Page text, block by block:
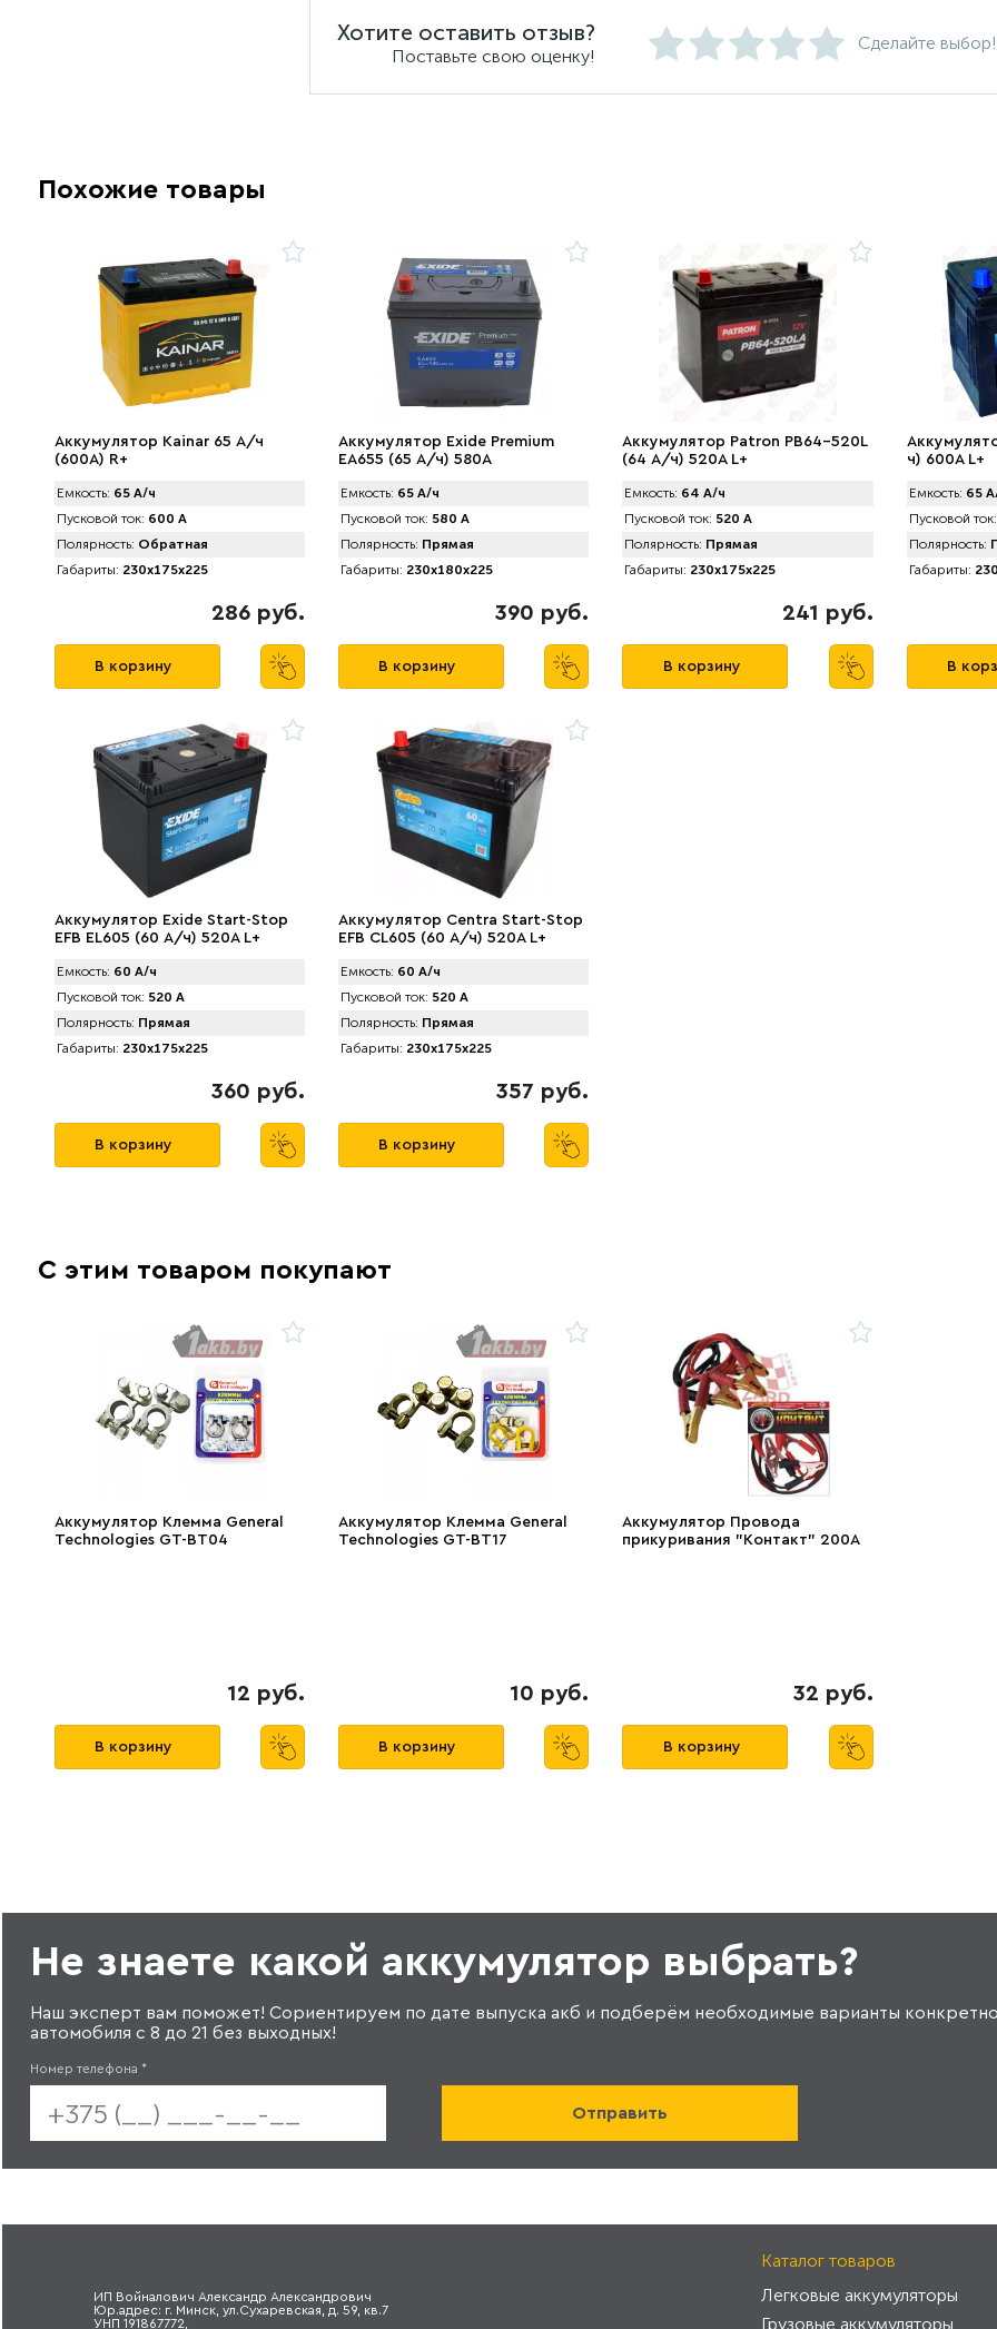
Хотите оставить отзыв?
Поставьте свою оценку!
Сделайте выбор!
Похожие товары
Аккумулятор Kainar 65 А/ч
(600A) R+
Емкость: 65 А/ч
Пусковой ток: 600 А
Полярность: Обратная
Габариты: 230x175x225
286 руб.
В корзину
Аккумулятор Exide Premium
EA655 (65 А/ч) 580A
Емкость: 65 А/ч
Пусковой ток: 580 А
Полярность: Прямая
Габариты: 230x180x225
390 руб.
В корзину
Аккумулятор Patron PB64-520L
(64 А/ч) 520A L+
Емкость: 64 А/ч
Пусковой ток: 520 А
Полярность: Прямая
Габариты: 230x175x225
241 руб.
В корзину
ч) 600A L+
Емкость: 65
Пусковой ток:
Полярность:
Габариты:
В
Аккумулятор Exide Start-Stop
EFB EL605 (60 А/ч) 520A L+
Емкость: 60 А/ч
Пусковой ток: 520 А
Полярность: Прямая
Габариты: 230x175x225
360 руб.
В корзину
Аккумулятор Centra Start-Stop
EFB CL605 (60 А/ч) 520A L+
Емкость: 60 А/ч
Пусковой ток: 520 А
Полярность: Прямая
Габариты: 230x175x225
357 руб.
В корзину
С этим товаром покупают
Аккумулятор Клемма General
Technologies GT-BT04
12 руб.
В корзину
Аккумулятор Клемма General
Technologies GT-BT17
10 руб.
В корзину
Аккумулятор Провода
прикуривания "Контакт" 200А
32 руб.
В корзину
Не знаете какой аккумулятор выбрать?
Наш эксперт вам поможет! Сориентируем по дате выпуска акб и подберём необходимые варианты
автомобиля с 8 до 21 без выходных!
Номер телефона *
ИП Войналович Александр Александрович
Юр.адрес: г. Минск, ул.Сухаревская, д. 59, кв.7
УНП 191867772,
Каталог товаров
Легковые аккумуляторы
Грузовые аккумуляторы